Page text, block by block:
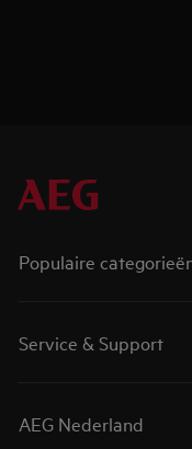
Populaire
Service & Support
AEG Nederland